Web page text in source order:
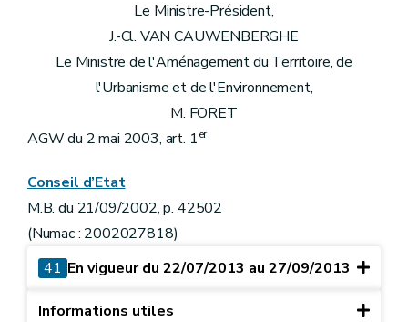
Le Ministre-Président,
J.-Cl. VAN CAUWENBERGHE
Le Ministre de l'Aménagement du Territoire, de
l'Urbanisme et de l'Environnement,
M. FORET
AGW du 2 mai 2003, art. 1er
Conseil d’Etat
M.B. du 21/09/2002, p. 42502
(Numac : 2002027818)
41 En vigueur du 22/07/2013 au 27/09/2013
Informations utiles